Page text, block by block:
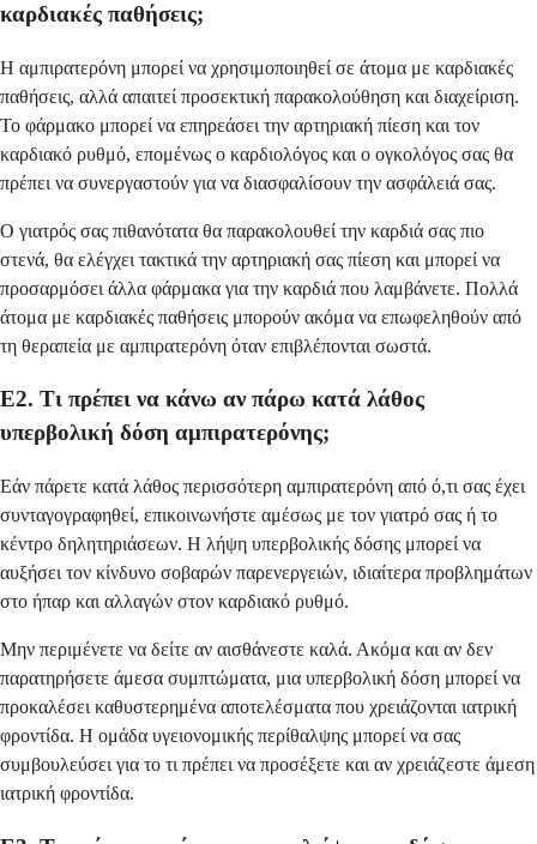
καρδιακές παθήσεις;
Η αμπιρατερόνη μπορεί να χρησιμοποιηθεί σε άτομα με καρδιακές
παθήσεις, αλλά απαιτεί προσεκτική παρακολούθηση και διαχείριση.
Το φάρμακο μπορεί να επηρεάσει την αρτηριακή πίεση και τον
καρδιακό ρυθμό, επομένως ο καρδιολόγος και ο ογκολόγος σας θα
πρέπει να συνεργαστούν για να διασφαλίσουν την ασφάλειά σας.
Ο γιατρός σας πιθανότατα θα παρακολουθεί την καρδιά σας πιο
στενά, θα ελέγχει τακτικά την αρτηριακή σας πίεση και μπορεί να
προσαρμόσει άλλα φάρμακα για την καρδιά που λαμβάνετε. Πολλά
άτομα με καρδιακές παθήσεις μπορούν ακόμα να επωφεληθούν από
τη θεραπεία με αμπιρατερόνη όταν επιβλέπονται σωστά.
Ε2. Τι πρέπει να κάνω αν πάρω κατά λάθος
υπερβολική δόση αμπιρατερόνης;
Εάν πάρετε κατά λάθος περισσότερη αμπιρατερόνη από ό,τι σας έχει
συνταγογραφηθεί, επικοινωνήστε αμέσως με τον γιατρό σας ή το
κέντρο δηλητηριάσεων. Η λήψη υπερβολικής δόσης μπορεί να
αυξήσει τον κίνδυνο σοβαρών παρενεργειών, ιδιαίτερα προβλημάτων
στο ήπαρ και αλλαγών στον καρδιακό ρυθμό.
Μην περιμένετε να δείτε αν αισθάνεστε καλά. Ακόμα και αν δεν
παρατηρήσετε άμεσα συμπτώματα, μια υπερβολική δόση μπορεί να
προκαλέσει καθυστερημένα αποτελέσματα που χρειάζονται ιατρική
φροντίδα. Η ομάδα υγειονομικής περίθαλψης μπορεί να σας
συμβουλεύσει για το τι πρέπει να προσέξετε και αν χρειάζεστε άμεση
ιατρική φροντίδα.